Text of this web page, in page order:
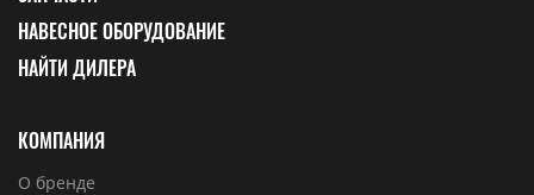
НАВЕСНОЕ ОБОРУДОВАНИЕ
НАЙТИ ДИЛЕРА
КОМПАНИЯ
О бренде